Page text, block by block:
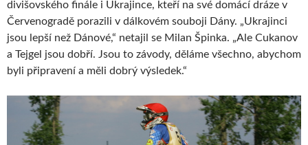
divišovského finále i Ukrajince, kteří na své domácí dráze v
Červenogradě porazili v dálkovém souboji Dány. „Ukrajinci
jsou lepší než Dánové,“ netajil se Milan Špinka. „Ale Cukanov
a Tejgel jsou dobří. Jsou to závody, děláme všechno, abychom
byli připravení a měli dobrý výsledek.“